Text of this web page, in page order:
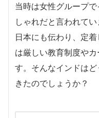
当時は女性グループ
しゃれだと言われて
日本にも伝わり、定
は厳しい教育制度や
す。そんなインドは
きたのでしょうか？